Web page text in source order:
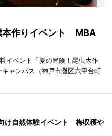
本作りイベント MBA
イベント「夏の冒険！昆虫大作
ャンパス（神戸市灘区六甲台町
け自然体験イベント 梅収穫や